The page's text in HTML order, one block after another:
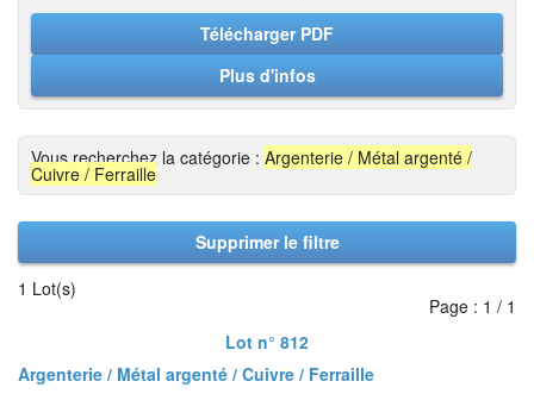
Télécharger PDF
Plus d'infos
Vous recherchez la catégorie : Argenterie / Métal argenté /
Cuivre / Ferraille
Supprimer le filtre
1 Lot(s)
Page : 1 / 1
Lot n° 812
Argenterie / Métal argenté / Cuivre / Ferraille